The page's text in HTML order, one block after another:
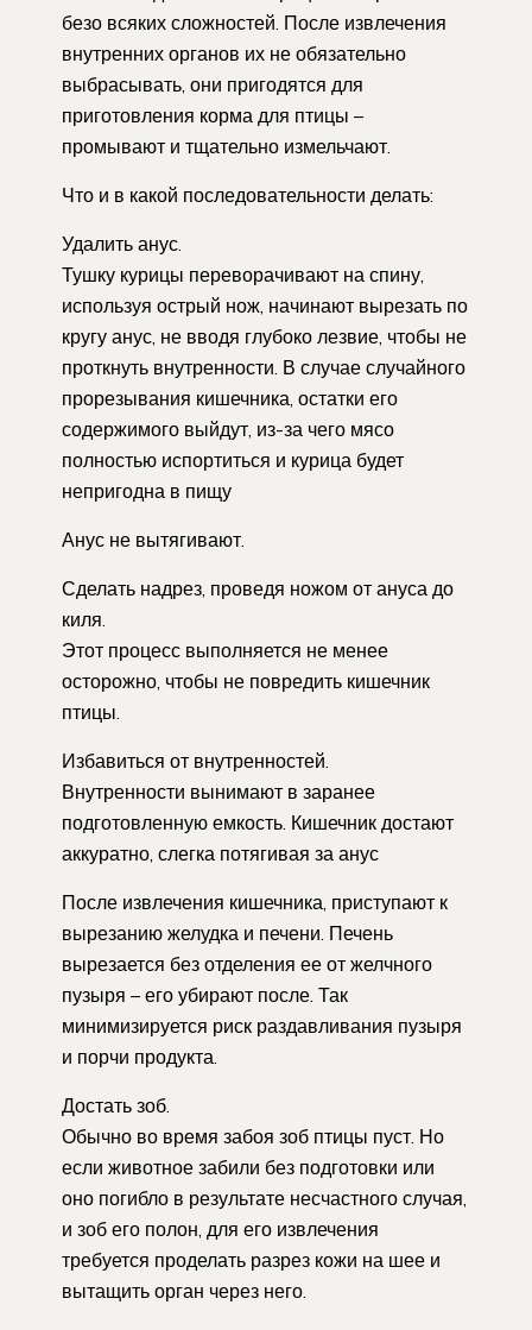
безо всяких сложностей. После извлечения
внутренних органов их не обязательно
выбрасывать, они пригодятся для
приготовления корма для птицы –
промывают и тщательно измельчают.
Что и в какой последовательности делать:
Удалить анус.
Тушку курицы переворачивают на спину,
используя острый нож, начинают вырезать по
кругу анус, не вводя глубоко лезвие, чтобы не
проткнуть внутренности. В случае случайного
прорезывания кишечника, остатки его
содержимого выйдут, из-за чего мясо
полностью испортиться и курица будет
непригодна в пищу
Анус не вытягивают.
Сделать надрез, проведя ножом от ануса до
киля.
Этот процесс выполняется не менее
осторожно, чтобы не повредить кишечник
птицы.
Избавиться от внутренностей.
Внутренности вынимают в заранее
подготовленную емкость. Кишечник достают
аккуратно, слегка потягивая за анус
После извлечения кишечника, приступают к
вырезанию желудка и печени. Печень
вырезается без отделения ее от желчного
пузыря – его убирают после. Так
минимизируется риск раздавливания пузыря
и порчи продукта.
Достать зоб.
Обычно во время забоя зоб птицы пуст. Но
если животное забили без подготовки или
оно погибло в результате несчастного случая,
и зоб его полон, для его извлечения
требуется проделать разрез кожи на шее и
вытащить орган через него.